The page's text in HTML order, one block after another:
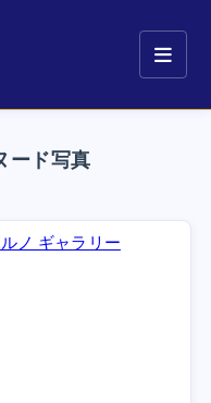
ード写真